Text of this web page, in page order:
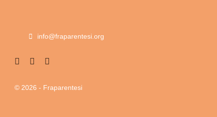
info@fraparentesi.org
© 2026 - Fraparentesi